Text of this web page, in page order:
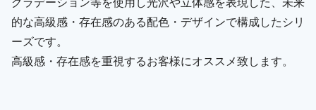
的な高級感・存在感のある配色・デザインで構成したシリ
ーズです。
高級感・存在感を重視するお客様にオススメ致します。